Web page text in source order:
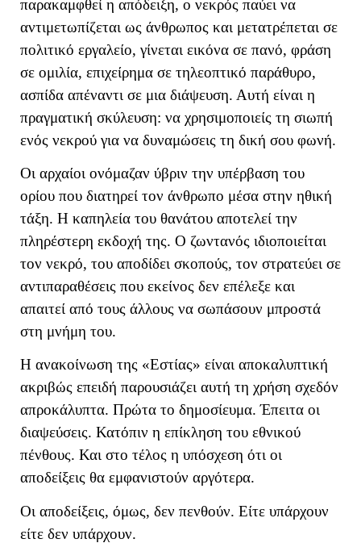
παρακαμφθεί η απόδειξη, ο νεκρός παύει να
αντιμετωπίζεται ως άνθρωπος και μετατρέπεται σε
πολιτικό εργαλείο, γίνεται εικόνα σε πανό, φράση
σε ομιλία, επιχείρημα σε τηλεοπτικό παράθυρο,
ασπίδα απέναντι σε μια διάψευση. Αυτή είναι η
πραγματική σκύλευση: να χρησιμοποιείς τη σιωπή
ενός νεκρού για να δυναμώσεις τη δική σου φωνή.
Οι αρχαίοι ονόμαζαν ύβριν την υπέρβαση του
ορίου που διατηρεί τον άνθρωπο μέσα στην ηθική
τάξη. Η καπηλεία του θανάτου αποτελεί την
πληρέστερη εκδοχή της. Ο ζωντανός ιδιοποιείται
τον νεκρό, του αποδίδει σκοπούς, τον στρατεύει σε
αντιπαραθέσεις που εκείνος δεν επέλεξε και
απαιτεί από τους άλλους να σωπάσουν μπροστά
στη μνήμη του.
Η ανακοίνωση της «Εστίας» είναι αποκαλυπτική
ακριβώς επειδή παρουσιάζει αυτή τη χρήση σχεδόν
απροκάλυπτα. Πρώτα το δημοσίευμα. Έπειτα οι
διαψεύσεις. Κατόπιν η επίκληση του εθνικού
πένθους. Και στο τέλος η υπόσχεση ότι οι
αποδείξεις θα εμφανιστούν αργότερα.
Οι αποδείξεις, όμως, δεν πενθούν. Είτε υπάρχουν
είτε δεν υπάρχουν.